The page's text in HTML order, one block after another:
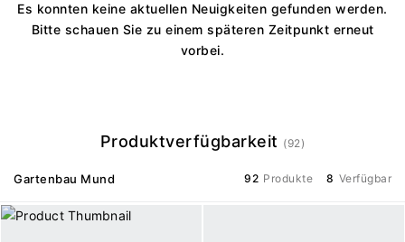
Es konnten keine aktuellen Neuigkeiten gefunden werden.
Bitte schauen Sie zu einem späteren Zeitpunkt erneut
vorbei.
Produktverfügbarkeit (92)
Gartenbau Mund 92 Produkte 8 Verfügbar